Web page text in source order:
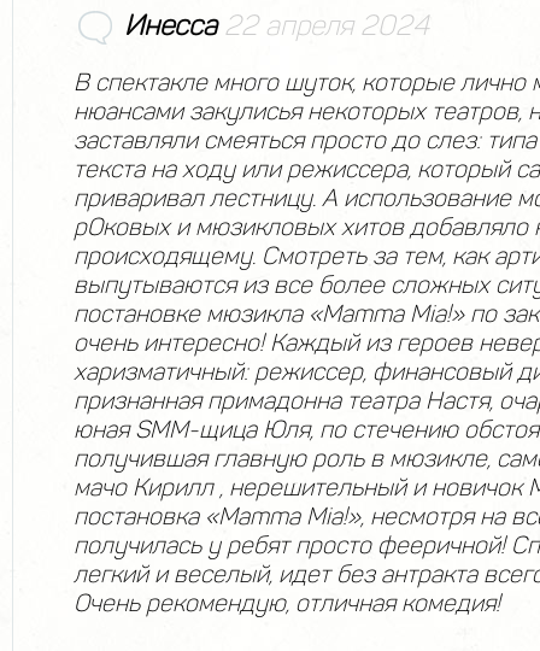
Инесса22 апреля 2024
В спектакле много шуток, которые лично
нюансами закулисья некоторых театров,
заставляли смеяться просто до слез:
текста на ходу или режиссера, который
приваривал лестницу. А использование
рОковых и мюзикловых хитов добавляло
происходящему. Смотреть за тем, как
выпутываются из все более сложных
постановке мюзикла «Mamma Mia!» по
очень интересно! Каждый из героев
харизматичный: режиссер, финансовый
признанная примадонна театра Настя,
юная SMM-щица Юля, по стечению
получившая главную роль в мюзикле,
мачо Кирилл , нерешительный и новичок
постановка «Mamma Mia!», несмотря на
получилась у ребят просто фееричной!
легкий и веселый, идет без антракта
Очень рекомендую, отличная комедия!